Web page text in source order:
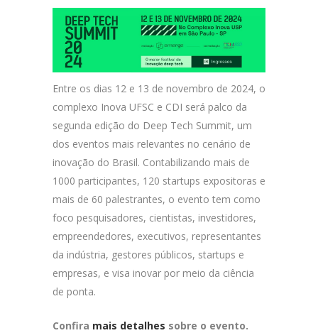
Entre os dias 12 e 13 de novembro de 2024, o
complexo Inova UFSC e CDI será palco da
segunda edição do Deep Tech Summit, um
dos eventos mais relevantes no cenário de
inovação do Brasil. Contabilizando mais de
1000 participantes, 120 startups expositoras e
mais de 60 palestrantes, o evento tem como
foco pesquisadores, cientistas, investidores,
empreendedores, executivos, representantes
da indústria, gestores públicos, startups e
empresas, e visa inovar por meio da ciência
de ponta.
Confira mais detalhes sobre o evento.